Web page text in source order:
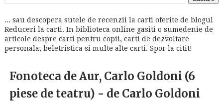
... sau descopera sutele de recenzii la carti oferite de blogul
Reduceri la carti. In biblioteca online gasiti o sumedenie de
articole despre carti pentru copii, carti de dezvoltare
personala, beletristica si multe alte carti. Spor la citit!
Fonoteca de Aur, Carlo Goldoni (6
piese de teatru) - de Carlo Goldoni